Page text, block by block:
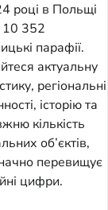
році в Польщі
10 352
парафії.
актуальну
регіональні
історію та
кількість
об’єктів,
перевищує
цифри.